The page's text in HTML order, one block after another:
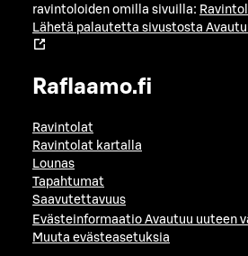
ravintoloiden omilla sivuilla:
Lähetä palautetta sivustosta
Raflaamo.fi
Ravintolat
Ravintolat kartalla
Lounas
Tapahtumat
Saavutettavuus
Evästeinformaatio Avautuu uuteen
Muuta evästeasetuksia